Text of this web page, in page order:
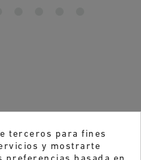
terceros para fines
y mostrarte